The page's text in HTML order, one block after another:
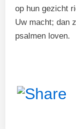
op hun gezicht
Uw macht; dan
psalmen loven.